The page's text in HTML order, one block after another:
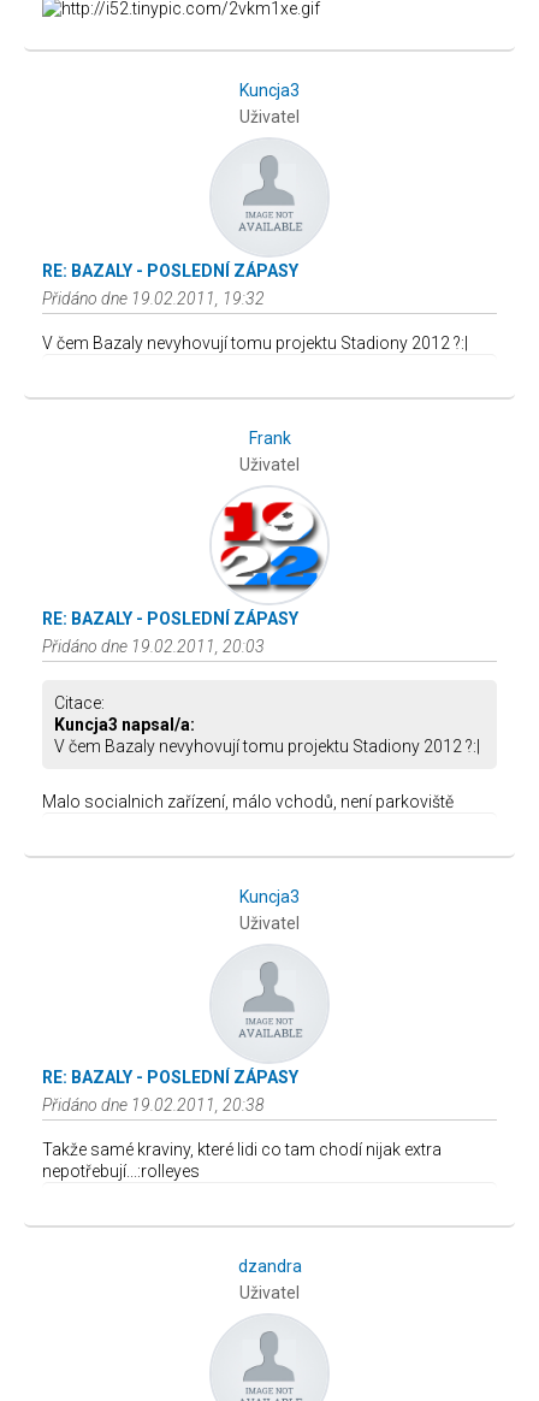
Kuncja3
Uživatel
RE: BAZALY - POSLEDNÍ ZÁPASY
Přidáno dne 19.02.2011, 19:32
V čem Bazaly nevyhovují tomu projektu Stadiony 2012 ?:|
Frank
Uživatel
RE: BAZALY - POSLEDNÍ ZÁPASY
Přidáno dne 19.02.2011, 20:03
Citace:
Kuncja3 napsal/a:
V čem Bazaly nevyhovují tomu projektu Stadiony 2012 ?:|
Malo socialnich zařízení, málo vchodů, není parkoviště
Kuncja3
Uživatel
RE: BAZALY - POSLEDNÍ ZÁPASY
Přidáno dne 19.02.2011, 20:38
Takže samé kraviny, které lidi co tam chodí nijak extra
nepotřebují...:rolleyes
dzandra
Uživatel